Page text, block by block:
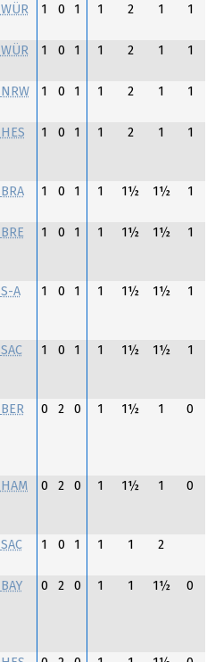
WÜR 1 0 1 1 2 1 1
WÜR 1 0 1 1 2 1 1
NRW 1 0 1 1 2 1 1
HES 1 0 1 1 2 1 1
BRA 1 0 1 1 1½ 1½ 1
BRE 1 0 1 1 1½ 1½ 1
S-A 1 0 1 1 1½ 1½ 1
SAC 1 0 1 1 1½ 1½ 1
BER 0 2 0 1 1½ 1 0
HAM 0 2 0 1 1½ 1 0
SAC 1 0 1 1 1 2
BAY 0 2 0 1 1 1½ 0